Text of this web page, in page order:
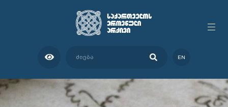
EN